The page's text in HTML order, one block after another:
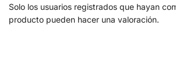
Solo los usuarios registrados que hayan
producto pueden hacer una valoración.